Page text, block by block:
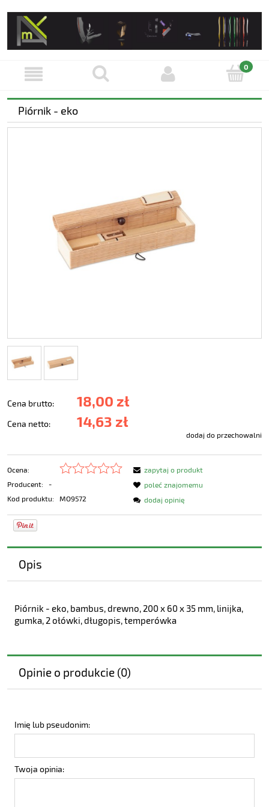
Piórnik - eko
Cena brutto: 18,00 zł
Cena netto: 14,63 zł
dodaj do przechowalni
Ocena:
Producent:
-
Kod produktu:
MO9572
zapytaj o produkt
poleć znajomemu
dodaj opinię
Opis
Piórnik - eko, bambus, drewno, 200 x 60 x 35 mm, linijka,
gumka, 2 ołówki, długopis, temperówka
Opinie o produkcie (0)
Imię lub pseudonim:
Twoja opinia: